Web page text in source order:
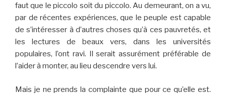
faut que le piccolo soit du piccolo. Au demeurant, on a vu,
par de récentes expériences, que le peuple est capable
de s’intéresser à d’autres choses qu’à ces pauvretés, et
les lectures de beaux vers, dans les universités
populaires, l’ont ravi. Il serait assurément préférable de
l’aider à monter, au lieu descendre vers lui.
Mais je ne prends la complainte que pour ce qu’elle est.